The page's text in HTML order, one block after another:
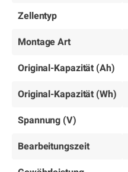
Zellentyp
Montage Art
Original-Kapazität (Ah)
Original-Kapazität (Wh)
Spannung (V)
Bearbeitungszeit